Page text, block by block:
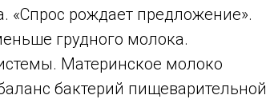
«Спрос рождает предложение».
грудного молока.
Материнское молоко
бактерий пищеварительной